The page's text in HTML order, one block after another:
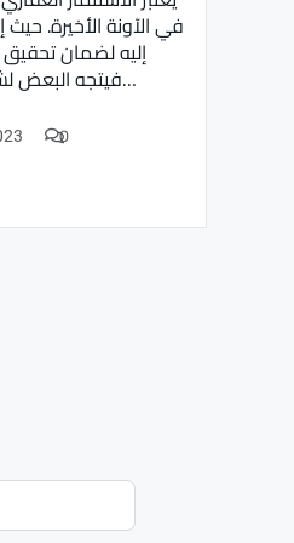
في الآونة الأخيرة.
إليه لضمان
فيتجه البعض لشراء الوحدات السكنية بغرض…
0